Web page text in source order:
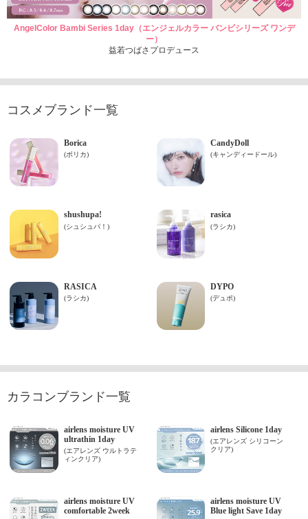
AngelColor Bambi Series 1day（エンジェルカラー バンビシリーズ ワンデ
ー）
益若つばさプロデュース
コスメブランド一覧
カラコンブランド一覧